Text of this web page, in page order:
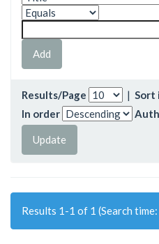
Results/Page | Sort
In order
Results 1-1 of 1 (Search